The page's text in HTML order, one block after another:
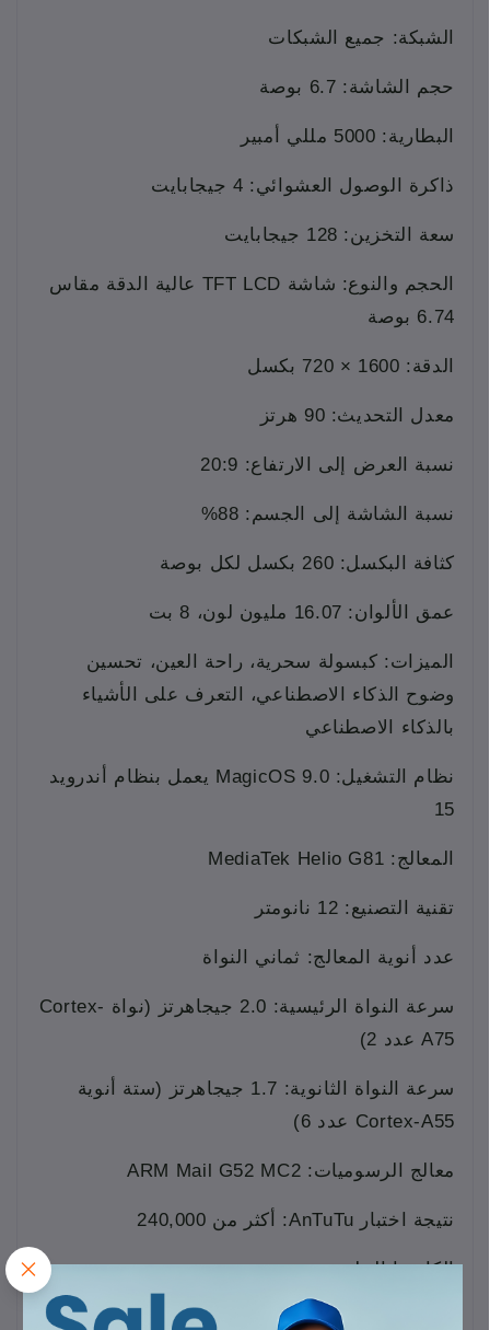
الشبكة: جميع الشبكات
حجم الشاشة: 6.7 بوصة
البطارية: 5000 مللي أمبير
ذاكرة الوصول العشوائي: 4 جيجابايت
سعة التخزين: 128 جيجابايت
الحجم والنوع: شاشة TFT LCD عالية الدقة مقاس
6.74 بوصة
الدقة: 1600 × 720 بكسل
معدل التحديث: 90 هرتز
نسبة العرض إلى الارتفاع: 20:9
نسبة الشاشة إلى الجسم: 88%
كثافة البكسل: 260 بكسل لكل بوصة
عمق الألوان: 16.07 مليون لون، 8 بت
الميزات: كبسولة سحرية، راحة العين، تحسين
وضوح الذكاء الاصطناعي، التعرف على الأشياء
بالذكاء الاصطناعي
نظام التشغيل: MagicOS 9.0 يعمل بنظام أندرويد
15
المعالج: MediaTek Helio G81
تقنية التصنيع: 12 نانومتر
عدد أنوية المعالج: ثماني النواة
سرعة النواة الرئيسية: 2.0 جيجاهرتز (نواة Cortex-
A75 عدد 2)
سرعة النواة الثانوية: 1.7 جيجاهرتز (ستة أنوية
Cortex-A55 عدد 6)
معالج الرسوميات: ARM Mail G52 MC2
نتيجة اختبار AnTuTu: أكثر من 240,000
الكاميرا الخلفية
كاميرا رئيسية بدقة 13 ميجابكسل